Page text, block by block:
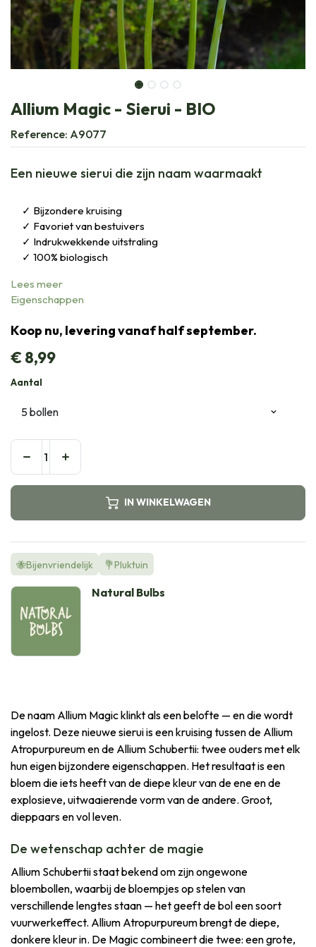
Allium Magic - Sierui - BIO
Reference: A9077
Een nieuwe sierui die zijn naam waarmaakt
Bijzondere kruising
Favoriet van bestuivers
Indrukwekkende uitstraling
100% biologisch
Lees meer
Eigenschappen
Koop nu, levering vanaf half september.
€8,99
Aantal
IN WINKELWAGEN
🐝Bijenvriendelijk 💐Pluktuin
Natural Bulbs
De naam Allium Magic klinkt als een belofte — en die wordt
ingelost. Deze nieuwe sierui is een kruising tussen de Allium
Atropurpureum en de Allium Schubertii: twee ouders met elk
hun eigen bijzondere eigenschappen. Het resultaat is een
bloem die iets heeft van de diepe kleur van de ene en de
explosieve, uitwaaierende vorm van de andere. Groot,
dieppaars en vol leven.
De wetenschap achter de magie
Allium Schubertii staat bekend om zijn ongewone
bloembollen, waarbij de bloempjes op stelen van
verschillende lengtes staan — het geeft de bol een soort
vuurwerkeffect. Allium Atropurpureum brengt de diepe,
donkere kleur in. De Magic combineert die twee: een grote,